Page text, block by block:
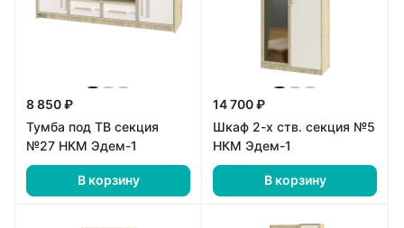
8 850 ₽
Тумба под ТВ секция
№27 НКМ Эдем-1
В корзину
14 700 ₽
Шкаф 2-х ств. секция №5
НКМ Эдем-1
В корзину